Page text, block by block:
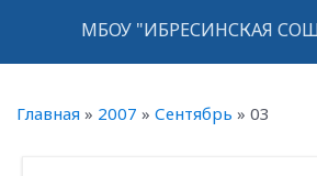
МБОУ "ИБРЕСИНСКАЯ
Главная » 2007 » Сентябрь » 03